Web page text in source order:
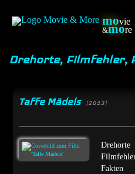
movie
&more
Drehorte, Filmfehler,
Taffe Mädels [2013]
Drehorte
Fakten